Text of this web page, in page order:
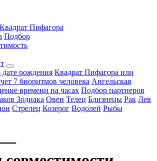
Квадрат Пифагора
Подбор
рождения Квадрат Пифагора или
7 биоритмов человека Ангельская
времени на часах Подбор партнеров
Зодиака Овен Телец Близнецы Рак Лев
Стрелец Козерог Водолей Рыбы
—